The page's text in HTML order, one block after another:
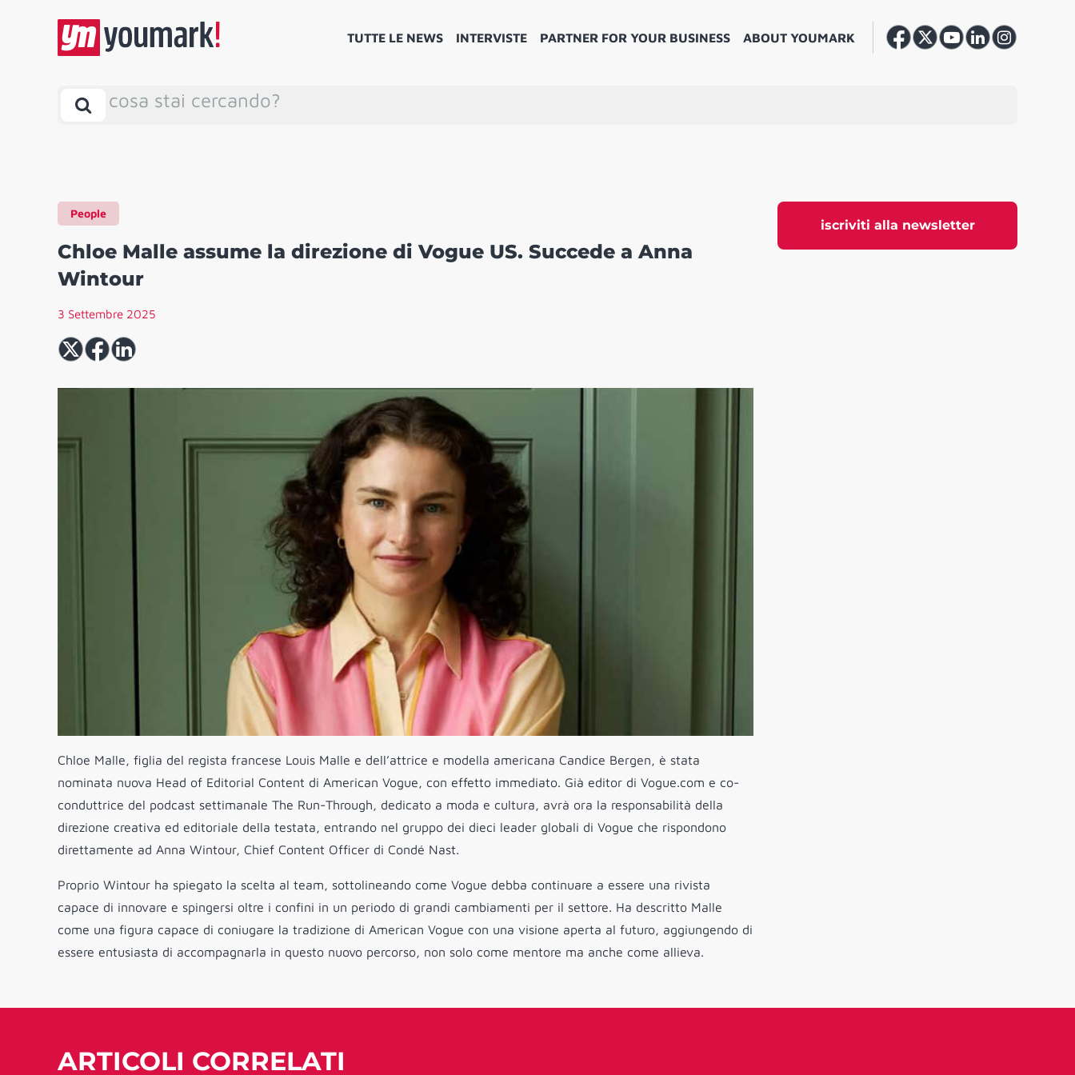
TUTTE LE NEWS INTERVISTE PARTNER FOR YOUR BUSINESS ABOUT YOUMARK
cosa stai cercando?
iscriviti alla newsletter
People
Chloe Malle assume la direzione di Vogue US. Succede a Anna
Wintour
3 Settembre 2025
Chloe Malle, figlia del regista francese Louis Malle e dell’attrice e modella americana Candice Bergen, è stata
nominata nuova Head of Editorial Content di American Vogue, con effetto immediato. Già editor di Vogue.com e co-
conduttrice del podcast settimanale The Run-Through, dedicato a moda e cultura, avrà ora la responsabilità della
direzione creativa ed editoriale della testata, entrando nel gruppo dei dieci leader globali di Vogue che rispondono
direttamente ad Anna Wintour, Chief Content Officer di Condé Nast.
Proprio Wintour ha spiegato la scelta al team, sottolineando come Vogue debba continuare a essere una rivista
capace di innovare e spingersi oltre i confini in un periodo di grandi cambiamenti per il settore. Ha descritto Malle
come una figura capace di coniugare la tradizione di American Vogue con una visione aperta al futuro, aggiungendo di
essere entusiasta di accompagnarla in questo nuovo percorso, non solo come mentore ma anche come allieva.
ARTICOLI CORRELATI